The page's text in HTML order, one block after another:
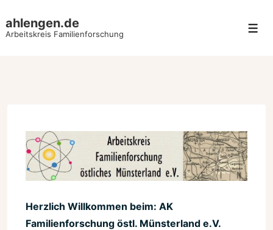
Zum
ahlengen.de
Arbeitskreis Familienforschung
Herzlich Willkommen beim: AK
Familienforschung östl. Münsterland e.V.